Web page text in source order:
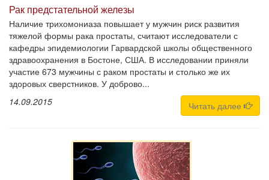
Рак предстательной железы
Наличие трихомониаза повышает у мужчин риск развития
тяжелой формы рака простаты, считают исследователи с
кафедры эпидемиологии Гарвардской школы общественного
здравоохранения в Бостоне, США. В исследовании приняли
участие 673 мужчины с раком простаты и столько же их
здоровых сверстников. У доброво...
14.09.2015
Читать далее